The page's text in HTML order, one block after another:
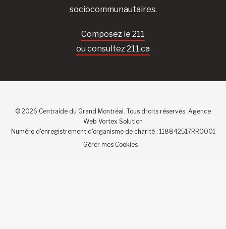
sociocommunautaires.
Composez le 211
ou consultez 211.ca
© 2026 Centraide du Grand Montréal. Tous droits réservés. Agence
Web Vortex Solution
Numéro d'enregistrement d'organisme de charité : 118842517RR0001
Gérer mes Cookies